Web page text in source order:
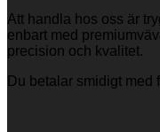
Att handla hos oss är
enbart med
precision och kvalitet.
Du betalar smidigt med